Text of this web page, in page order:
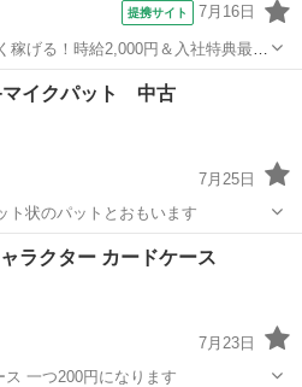
提携サイト 7月16日
稼げる！時給2,000円＆入社特典最大
品付き／土日休み／未経験OK＆研修
その他
マイクパット 中古
7月25日
状のパットとおもいます
ラクター カードケース
7月23日
一つ200円になります